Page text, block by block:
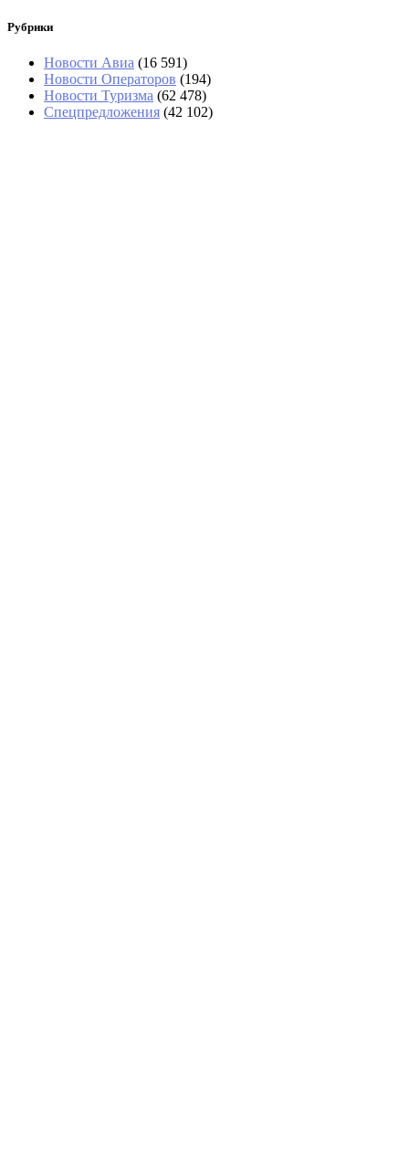
Рубрики
Новости Авиа (16 591)
Новости Операторов (194)
Новости Туризма (62 478)
Спецпредложения (42 102)